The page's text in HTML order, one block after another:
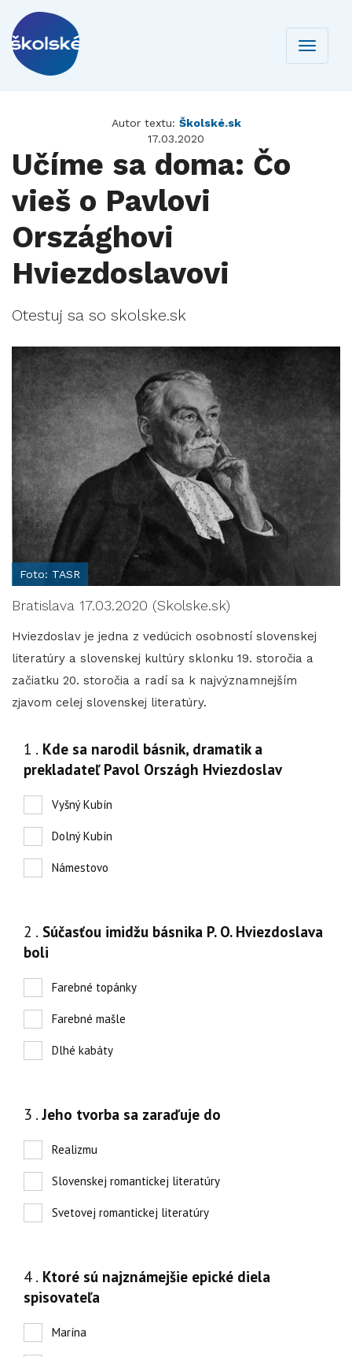
Toggle
Autor textu: Školské.sk
17.03.2020
Učíme sa doma: Čo
vieš o Pavlovi
Országhovi
Hviezdoslavovi
Otestuj sa so skolske.sk
Foto: TASR
Bratislava 17.03.2020 (Skolske.sk)
Hviezdoslav je jedna z vedúcich osobností slovenskej
literatúry a slovenskej kultúry sklonku 19. storočia a
začiatku 20. storočia a radí sa k najvýznamnejším
zjavom celej slovenskej literatúry.